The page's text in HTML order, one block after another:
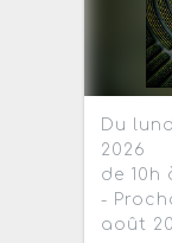
Du
2026
de 10h
-
août